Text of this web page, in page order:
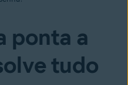
ponta a
tudo